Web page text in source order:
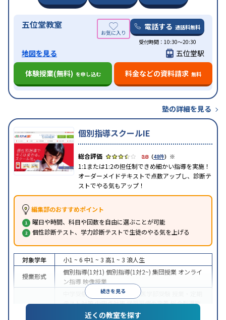
五位堂教室 電話する 通話料無料
受付時間：10:30～20:30
地図を見る
五位堂駅
体験授業(無料) を申し込む 料金などの資料請求 無料
塾の詳細を見る
個別指導スクールIE
3.8（48件） ※
1:1または1:2の担任制できめ細かい指導を実施！
オーダーメイドテキストで点数アップし、診断テ
ストでやる気もアップ！
編集部のおすすめポイント
曜日や時間、科目や回数を自由に選ぶことが可能
個性診断テスト、学力診断テストで生徒のやる気を上げる
続きを見る
対象学年 小1 ~ 6 中1 ~ 3 高1 ~ 3 浪人生
授業形式
個別指導(1対1) 個別指導(1対2~) 集団授業 オンライ
ン指導 映像授業
中学受験 高校受験大学受験 医学部受験
テスト対策内申点対策学習習慣の定着総合型選抜
(旧AO)対策 推薦入試対策学校別特化対策
近くの教室を探す